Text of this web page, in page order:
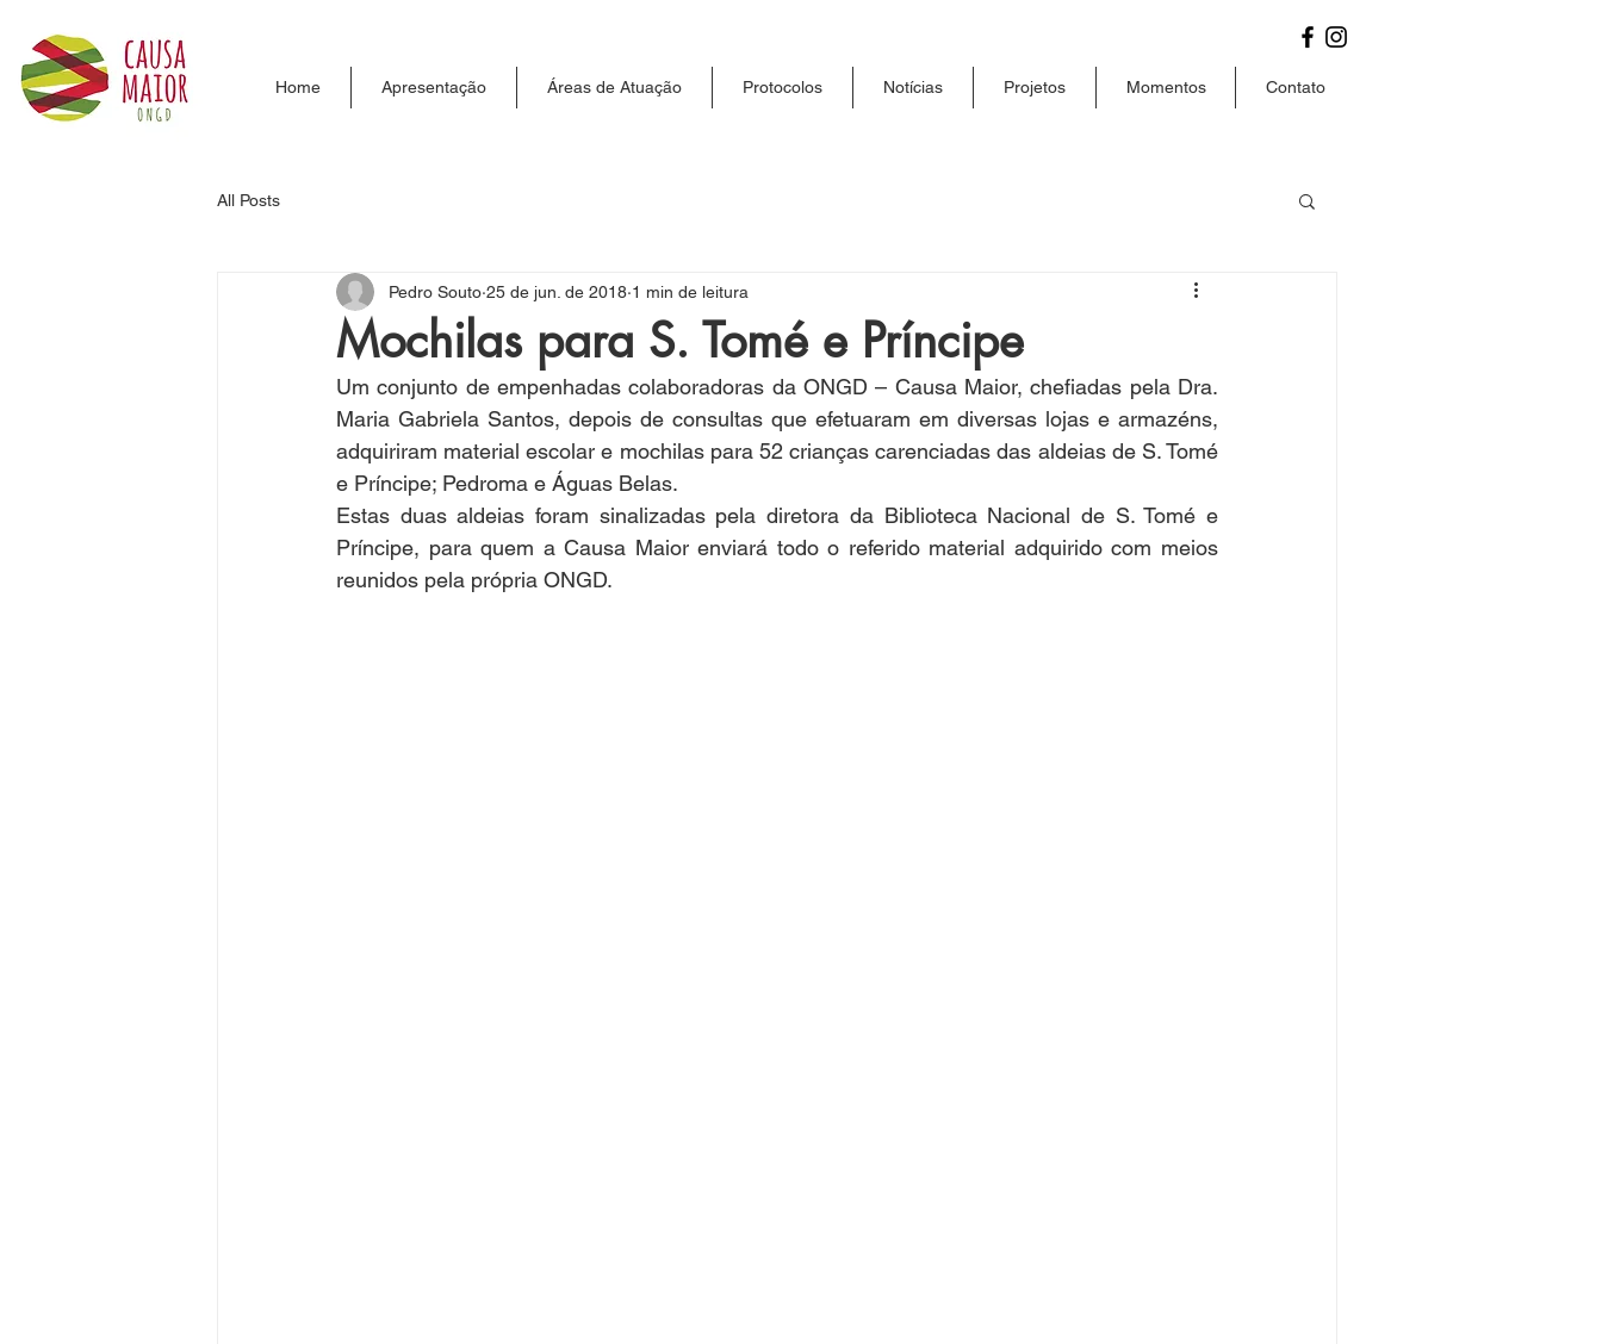
Home Apresentação Áreas de Atuação Protocolos Notícias Projetos Momentos Contato
All Posts
Mochilas para S. Tomé e Príncipe
Pedro Souto 25 de jun. de 2018 1 min de leitura
Um conjunto de empenhadas colaboradoras da ONGD – Causa Maior, chefiadas pela Dra.
Maria Gabriela Santos, depois de consultas que efetuaram em diversas lojas e armazéns,
adquiriram material escolar e mochilas para 52 crianças carenciadas das aldeias de S. Tomé
e Príncipe; Pedroma e Águas Belas.
Estas duas aldeias foram sinalizadas pela diretora da Biblioteca Nacional de S. Tomé e
Príncipe, para quem a Causa Maior enviará todo o referido material adquirido com meios
reunidos pela própria ONGD.